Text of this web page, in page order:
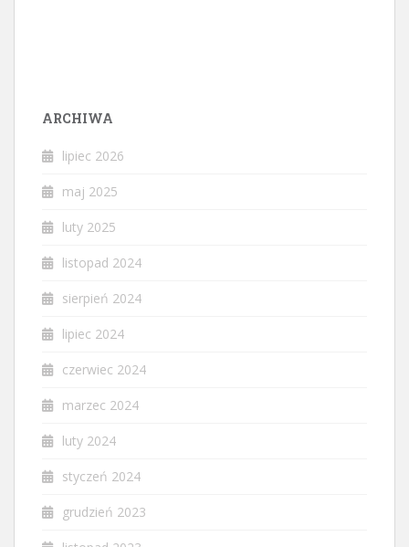
ARCHIWA
lipiec 2026
maj 2025
luty 2025
listopad 2024
sierpień 2024
lipiec 2024
czerwiec 2024
marzec 2024
luty 2024
styczeń 2024
grudzień 2023